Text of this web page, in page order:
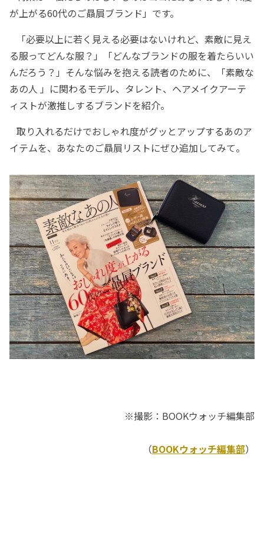
が上がる60代のご贔屓ブランド」です。
「必要以上に若く見える必要はないけれど、素敵に見え
る服ってどんな服？」「どんなブランドの服を着たらいい
んだろう？」そんな悩みを抱える読者のために、「素敵な
あの人 」に関わるモデル、タレント、ヘアメイクアーテ
ィストが激推しするブランドを紹介。
取り入れるだけでおしゃれ度がグッとアップするあのア
イテムを、あなたのご贔屓リストにぜひ追加してみて。
※撮影：BOOKウォッチ編集部
（BOOKウォッチ編集部）